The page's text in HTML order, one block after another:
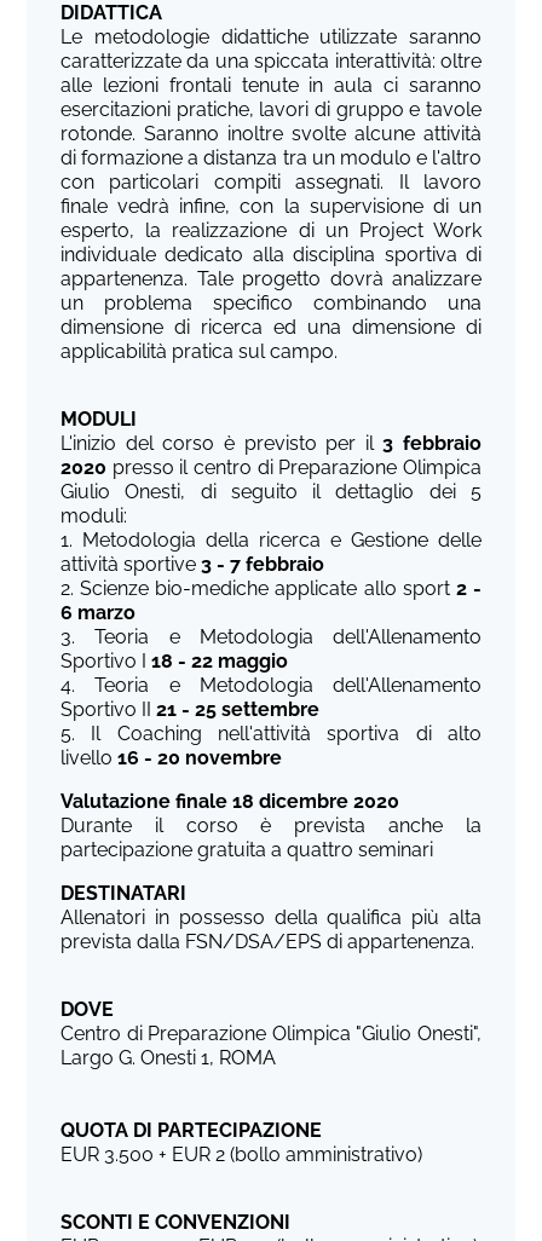
DIDATTICA
Le metodologie didattiche utilizzate saranno
caratterizzate da una spiccata interattività: oltre
alle lezioni frontali tenute in aula ci saranno
esercitazioni pratiche, lavori di gruppo e tavole
rotonde. Saranno inoltre svolte alcune attività
di formazione a distanza tra un modulo e l'altro
con particolari compiti assegnati. Il lavoro
finale vedrà infine, con la supervisione di un
esperto, la realizzazione di un Project Work
individuale dedicato alla disciplina sportiva di
appartenenza. Tale progetto dovrà analizzare
un problema specifico combinando una
dimensione di ricerca ed una dimensione di
applicabilità pratica sul campo.
MODULI
L'inizio del corso è previsto per il3 febbraio
2020 presso il centro di Preparazione Olimpica
Giulio Onesti, di seguito il dettaglio dei 5
moduli:
1. Metodologia della ricerca e Gestione delle
attività sportive 3 - 7 febbraio
2. Scienze bio-mediche applicate allo sport 2 -
6 marzo
3. Teoria e Metodologia dell'Allenamento
Sportivo I 18 - 22 maggio
4. Teoria e Metodologia dell'Allenamento
Sportivo II 21 - 25 settembre
5. Il Coaching nell'attività sportiva di alto
livello 16 - 20 novembre
Valutazione finale 18 dicembre 2020
Durante il corso è prevista anche la
partecipazione gratuita a quattro seminari
DESTINATARI
Allenatori in possesso della qualifica più alta
prevista dalla FSN/DSA/EPS di appartenenza.
DOVE
Centro di Preparazione Olimpica "Giulio Onesti",
Largo G. Onesti 1, ROMA
QUOTA DI PARTECIPAZIONE
EUR 3.500 + EUR 2 (bollo amministrativo)
SCONTI E CONVENZIONI